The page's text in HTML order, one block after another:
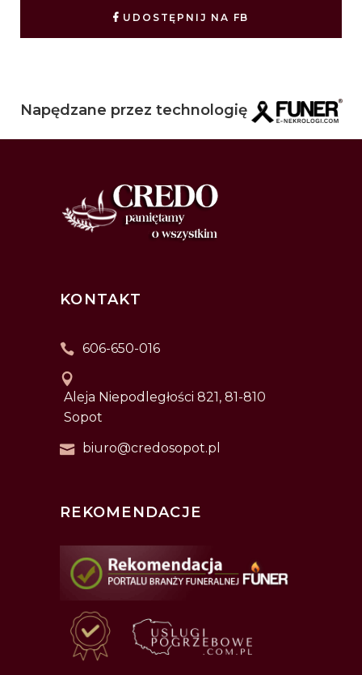
UDOSTĘPNIJ NA FB
Napędzane przez technologię
KONTAKT
606-650-016
Aleja Niepodległości 821, 81-810
Sopot
biuro@credosopot.pl
REKOMENDACJE